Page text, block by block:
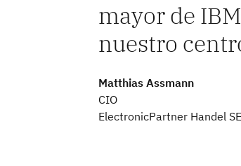
mayor de
nuestro
Matthias Assmann
CIO
ElectronicPartner Handel SE